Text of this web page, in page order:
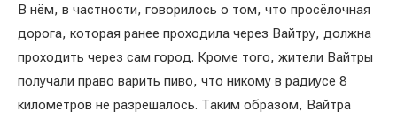
В нём, в частности, говорилось о том, что просёлочная
дорога, которая ранее проходила через Вайтру, должна
проходить через сам город. Кроме того, жители Вайтры
получали право варить пиво, что никому в радиусе 8
километров не разрешалось. Таким образом, Вайтра